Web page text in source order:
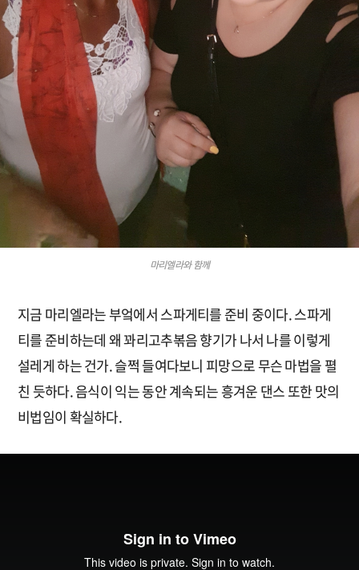
마리엘라와 함께
지금 마리엘라는 부엌에서 스파게티를 준비 중이다. 스파게
티를 준비하는데 왜 꽈리고추볶음 향기가 나서 나를 이렇게
설레게 하는 건가. 슬쩍 들여다보니 피망으로 무슨 마법을 펼
친 듯하다. 음식이 익는 동안 계속되는 흥겨운 댄스 또한 맛의
비법임이 확실하다.